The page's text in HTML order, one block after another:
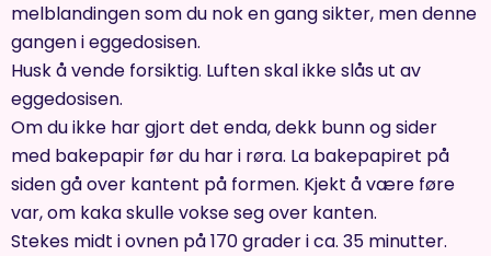
melblandingen som du nok en gang sikter, men denne
gangen i eggedosisen.
Husk å vende forsiktig. Luften skal ikke slås ut av
eggedosisen.
Om du ikke har gjort det enda, dekk bunn og sider
med bakepapir før du har i røra. La bakepapiret på
siden gå over kantent på formen. Kjekt å være føre
var, om kaka skulle vokse seg over kanten.
Stekes midt i ovnen på 170 grader i ca. 35 minutter.